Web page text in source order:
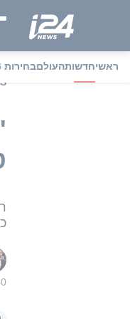
ראשיחדשותהעולםבחירות 2026
כ-100 מוקדי בנייה בלתי-חוקית •
30